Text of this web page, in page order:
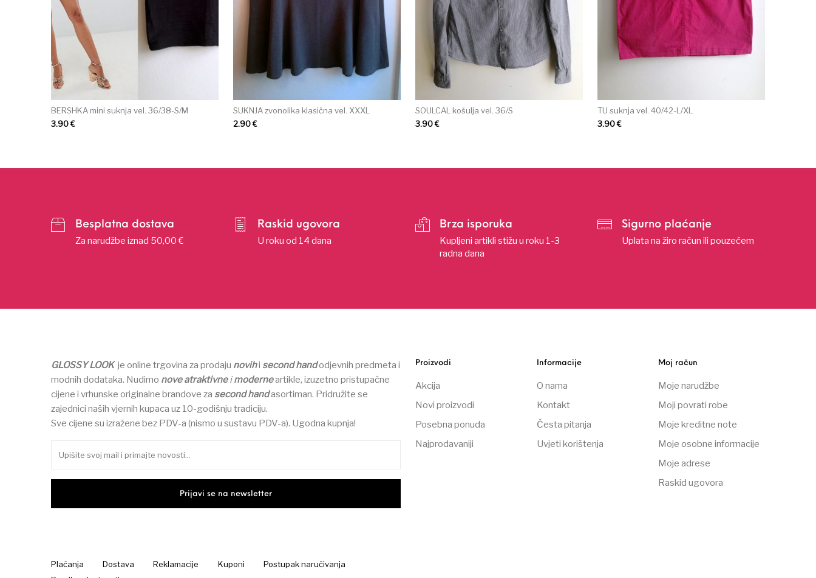
BERSHKA mini suknja vel. 36/38-S/M
3.90€
SUKNJA zvonolika klasična vel. XXXL
2.90€
SOULCAL košulja vel. 36/S
3.90€
TU suknja vel. 40/42-L/XL
3.90€
Besplatna dostava
Za narudžbe iznad 50,00 €
Raskid ugovora
U roku od 14 dana
Brza isporuka
Kupljeni artikli stižu u roku 1-3
radna dana
Sigurno plaćanje
Uplata na žiro račun ili pouzećem
GLOSSY LOOK je online trgovina za prodaju novihi second handodjevnih predmeta i
modnih dodataka. Nudimo nove atraktivneimoderneartikle, izuzetno pristupačne
cijene i vrhunske originalne brandove za second handasortiman. Pridružite se
zajednici naših vjernih kupaca uz 10-godišnju tradiciju.
Sve cijene su izražene bez PDV-a (nismo u sustavu PDV-a). Ugodna kupnja!
Proizvodi
Akcija
Novi proizvodi
Posebna ponuda
Najprodavaniji
Informacije
O nama
Kontakt
Česta pitanja
Uvjeti korištenja
Moj račun
Moje narudžbe
Moji povrati robe
Moje kreditne note
Moje osobne informacije
Moje adrese
Raskid ugovora
Plaćanja Dostava Reklamacije Kuponi
Postupak naručivanja